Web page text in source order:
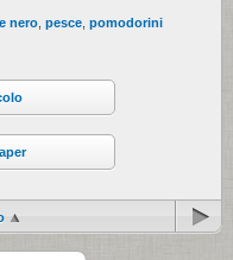
nero pesce pomodorini